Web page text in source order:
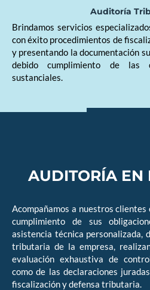
Auditoría
Brindamos servicios
con éxito procedimientos de
y presentando la documentación
debido cumplimiento de las
sustanciales.
AUDITORÍA EN
Acompañamos a nuestros
cumplimiento de sus
asistencia técnica personalizada,
tributaria de la empresa,
evaluación exhaustiva de
como de las declaraciones
fiscalización y defensa tributaria.